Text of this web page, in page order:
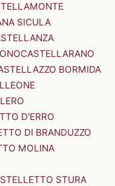
SICULA
CASTELLARANO
BORMIDA
D'ERRO
DI BRANDUZZO
MOLINA
STURA